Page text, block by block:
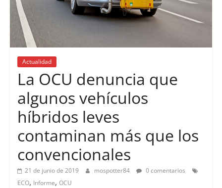
Actualidad
La OCU denuncia que
algunos vehículos
híbridos leves
contaminan más que los
convencionales
21 de junio de 2019 mospotter84
0 comentarios
ECO, Informe, OCU